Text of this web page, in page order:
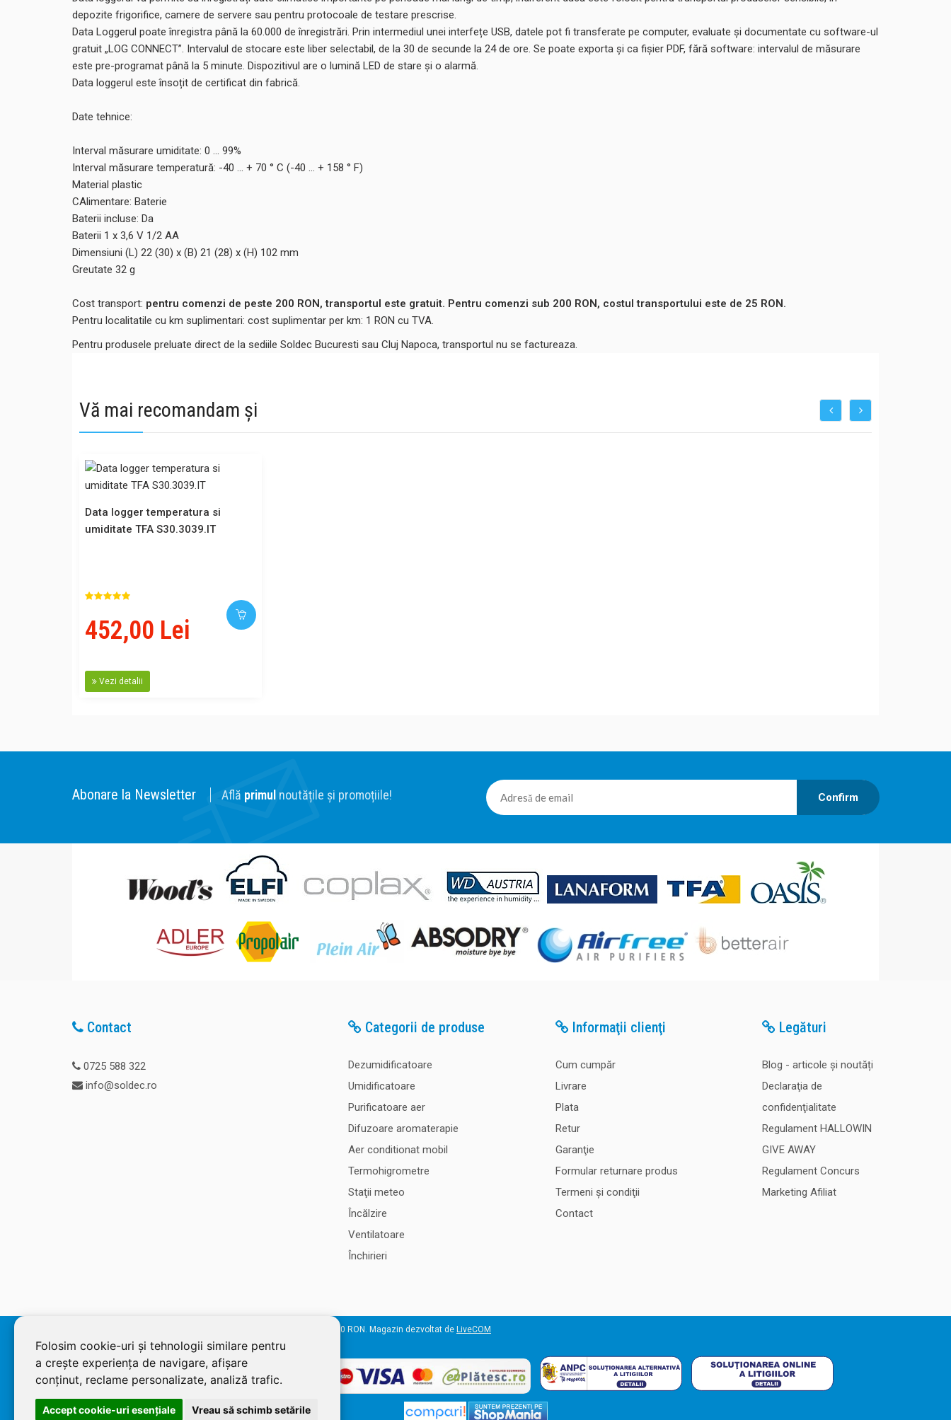
Folosim cookie-uri și tehnologii similare pentru
a crește experiența de navigare, afișare
conținut, reclame personalizate, analiză trafic.
Accept cookie-uri esenţiale Vreau să schimb setările
depozite frigorifice, camere de servere sau pentru protocoale de testare prescrise.
Data Loggerul poate înregistra până la 60.000 de înregistrări. Prin intermediul unei interfețe USB, datele pot fi transferate pe computer, evaluate și documentate cu software-ul
gratuit „LOG CONNECT”. Intervalul de stocare este liber selectabil, de la 30 de secunde la 24 de ore. Se poate exporta și ca fișier PDF, fără software: intervalul de măsurare
este pre-programat până la 5 minute. Dispozitivul are o lumină LED de stare și o alarmă.
Data loggerul este însoțit de certificat din fabrică.
Date tehnice:
Interval măsurare umiditate: 0 ... 99%
Interval măsurare temperatură: -40 ... + 70 ° C (-40 ... + 158 ° F)
Material plastic
CAlimentare: Baterie
Baterii incluse: Da
Baterii 1 x 3,6 V 1/2 AA
Dimensiuni (L) 22 (30) x (B) 21 (28) x (H) 102 mm
Greutate 32 g
Cost transport: pentru comenzi de peste 200 RON, transportul este gratuit. Pentru comenzi sub 200 RON, costul transportului este de 25 RON.
Pentru localitatile cu km suplimentari: cost suplimentar per km: 1 RON cu TVA.
Pentru produsele preluate direct de la sediile Soldec Bucuresti sau Cluj Napoca, transportul nu se factureaza.
Vă mai recomandam și
Data logger temperatura si
umiditate TFA S30.3039.IT
452,00 Lei
Vezi detalii
Abonare la Newsletter Află primul noutățile și promoțiile! Confirm
Contact
0725 588 322
info@soldec.ro
Categorii de produse
Dezumidificatoare
Umidificatoare
Purificatoare aer
Difuzoare aromaterapie
Aer conditionat mobil
Termohigrometre
Staţii meteo
Încălzire
Ventilatoare
Închirieri
Informaţii clienţi
Cum cumpăr
Livrare
Plata
Retur
Garanţie
Formular returnare produs
Termeni şi condiţii
Contact
Legături
Blog - articole și noutăți
Declaraţia de
confidenţialitate
Regulament HALLOWIN
GIVE AWAY
Regulament Concurs
Marketing Afiliat
© 2026 SOLDEC SRL, RO1822625, J12/4355/2005, Cap Social: 50.000 RON. Magazin dezvoltat de LiveCOM